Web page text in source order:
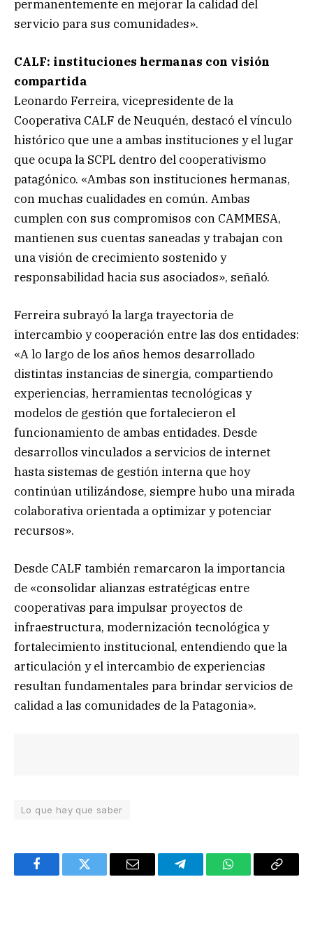
permanentemente en mejorar la calidad del
servicio para sus comunidades».
CALF: instituciones hermanas con visión
compartida
Leonardo Ferreira, vicepresidente de la
Cooperativa CALF de Neuquén, destacó el vínculo
histórico que une a ambas instituciones y el lugar
que ocupa la SCPL dentro del cooperativismo
patagónico. «Ambas son instituciones hermanas,
con muchas cualidades en común. Ambas
cumplen con sus compromisos con CAMMESA,
mantienen sus cuentas saneadas y trabajan con
una visión de crecimiento sostenido y
responsabilidad hacia sus asociados», señaló.
Ferreira subrayó la larga trayectoria de
intercambio y cooperación entre las dos entidades:
«A lo largo de los años hemos desarrollado
distintas instancias de sinergia, compartiendo
experiencias, herramientas tecnológicas y
modelos de gestión que fortalecieron el
funcionamiento de ambas entidades. Desde
desarrollos vinculados a servicios de internet
hasta sistemas de gestión interna que hoy
continúan utilizándose, siempre hubo una mirada
colaborativa orientada a optimizar y potenciar
recursos».
Desde CALF también remarcaron la importancia
de «consolidar alianzas estratégicas entre
cooperativas para impulsar proyectos de
infraestructura, modernización tecnológica y
fortalecimiento institucional, entendiendo que la
articulación y el intercambio de experiencias
resultan fundamentales para brindar servicios de
calidad a las comunidades de la Patagonia».
Lo que hay que saber
FacebookTwitter Email TelegramWhatsAppCopy